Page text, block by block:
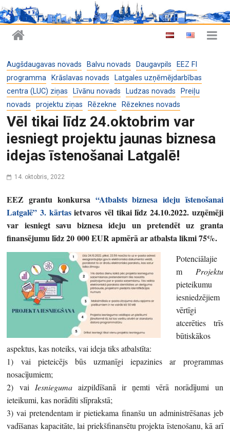
Augšdaugavas novads Balvu novads Daugavpils
EEZ FI
programma
Krāslavas novads
Latgales uzņēmējdarbības
centra (LUC) ziņas
Līvānu novads Ludzas novads
Preiļu
novads
projektu ziņas Rēzekne Rēzeknes novads
Vēl tikai līdz 24.oktobrim var
iesniegt projektu jaunas biznesa
idejas īstenošanai Latgalē!
14. oktobris, 2022
EEZ grantu konkursa “Atbalsts biznesa ideju īstenošanai
Latgalē” 3. kārtasietvaros vēl tikai līdz 24.10.2022. uzņēmēji
var iesniegt savu biznesa ideju un pretendēt uz granta
finansējumu līdz 20 000 EUR apmērā ar atbalsta likmi 75%.
Potenciālajie
m Projektu
pieteikumu
iesniedzējiem
vērtīgi
atcerēties trīs
būtiskākos
aspektus, kas noteiks, vai ideja tiks atbalstīta:
1) vai pieteicējs būs uzmanīgi iepazinies ar programmas
nosacījumiem;
2) vai Iesniegumaaizpildīšanā ir ņemti vērā norādījumi un
ieteikumi, kas norādīti slīprakstā;
3) vai pretendentam ir pietiekama finanšu un administrēšanas jeb
vadīšanas kapacitāte, lai priekšfinansētu projekta īstenošanu, kā arī